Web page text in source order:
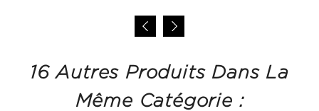
16 Autres Produits Dans La
Même Catégorie :